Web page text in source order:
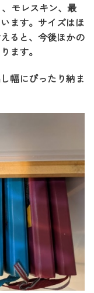
モレスキン、最
ます。サイズはほ
ると、今後ほかの
ます。
幅にぴったり納ま